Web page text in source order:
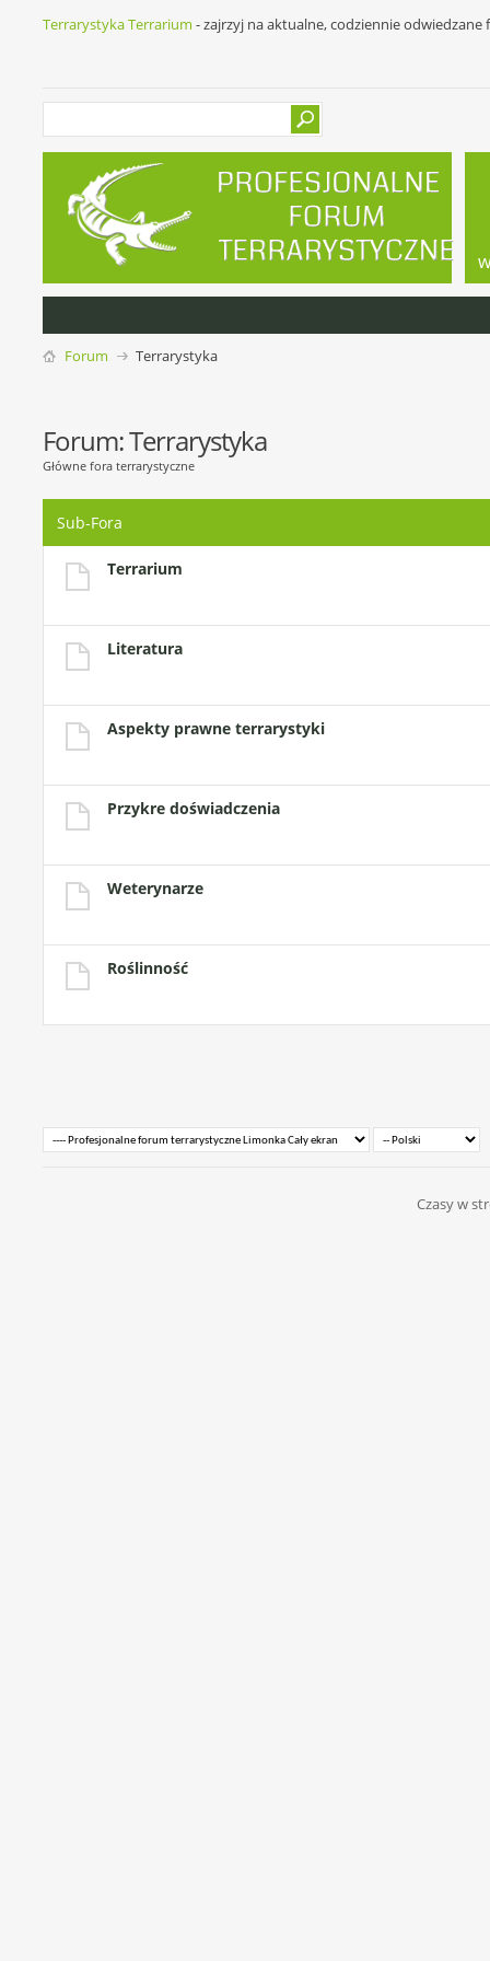
Terrarystyka Terrarium - zajrzyj na aktualne, codziennie
Forum Terrarystyka
Forum:Terrarystyka
Główne fora terrarystyczne
Sub-Fora
Terrarium
Literatura
Aspekty prawne terrarystyki
Przykre doświadczenia
Weterynarze
Roślinność
Czasy w